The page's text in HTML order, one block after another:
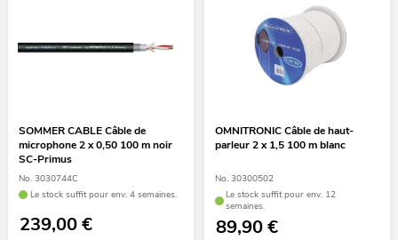
SOMMER CABLE Câble de
microphone 2 x 0,50 100 m noir
SC-Primus
No. 3030744C
Le stock suffit pour env. 4 semaines.
239,00€
OMNITRONIC Câble de haut-
parleur 2 x 1,5 100 m blanc
No. 30300502
Le stock suffit pour env. 12
semaines.
89,90€